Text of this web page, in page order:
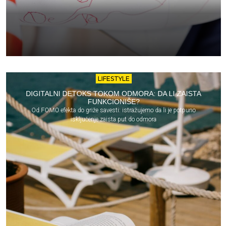
LIFESTYLE
DIGITALNI DETOKS TOKOM ODMORA: DA LI ZAISTA
FUNKCIONIŠE?
Od FOMO efekta do griže savesti: istražujemo da li je potpuno
isključenje zaista put do odmora